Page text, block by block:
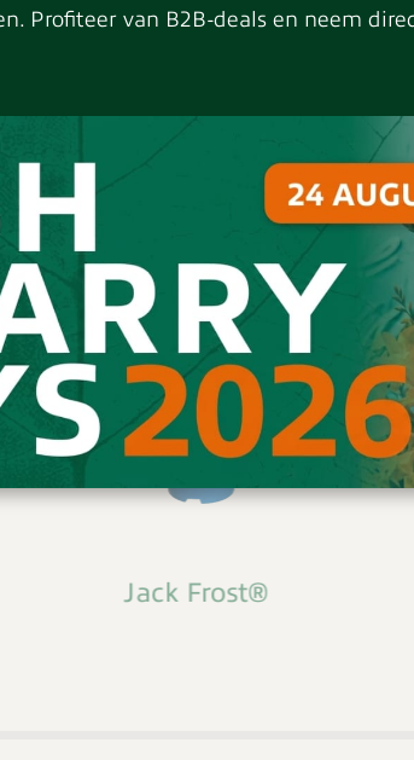
Profiteer van B2B-deals en neem
Hydrangea pan.
Blush